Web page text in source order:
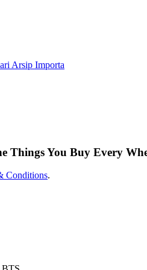
Arsip Importa
Things You Buy Every
Conditions.